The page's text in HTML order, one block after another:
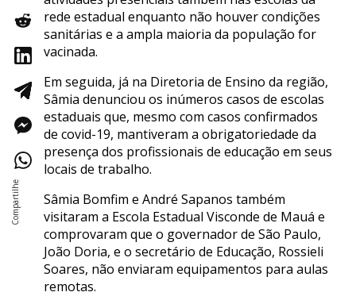
rede estadual enquanto não houver condições
sanitárias e a ampla maioria da população for
vacinada.
Em seguida, já na Diretoria de Ensino da região,
Sâmia denunciou os inúmeros casos de escolas
estaduais que, mesmo com casos confirmados
de covid-19, mantiveram a obrigatoriedade da
presença dos profissionais de educação em seus
locais de trabalho.
Sâmia Bomfim e André Sapanos também
visitaram a Escola Estadual Visconde de Mauá e
comprovaram que o governador de São Paulo,
João Doria, e o secretário de Educação, Rossieli
Soares, não enviaram equipamentos para aulas
remotas.